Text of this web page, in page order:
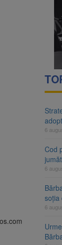
Senat.
6
Cod
6
soția
6